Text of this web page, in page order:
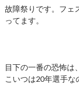
故障祭りです。フェ
ってます。
目下の一番の恐怖は
こいつは20年選手な